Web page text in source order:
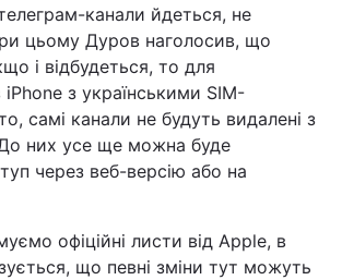
канали йдеться, не
цьому Дуров наголосив, що
і відбудеться, то для
iPhone з українськими SIM-
самі канали не будуть видалені з
них усе ще можна буде
через веб-версію або на
офіційні листи від Apple, в
що певні зміни тут можуть